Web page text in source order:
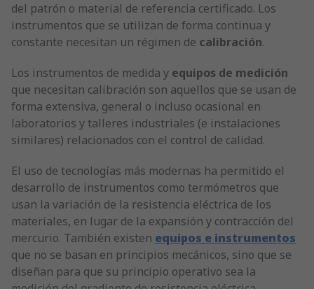
del patrón o material de referencia certificado. Los
instrumentos que se utilizan de forma continua y
constante necesitan un régimen de calibración.
Los instrumentos de medida y equipos de medición
que necesitan calibración son aquellos que se usan de
forma extensiva, general o incluso ocasional en
laboratorios y talleres industriales (e instalaciones
similares) relacionados con el control de calidad.
El uso de tecnologías más modernas ha permitido el
desarrollo de instrumentos como termómetros que
usan la variación de la resistencia eléctrica de los
materiales, en lugar de la expansión y contracción del
mercurio. También existen equipos e instrumentos
que no se basan en principios mecánicos, sino que se
diseñan para que su principio operativo sea la